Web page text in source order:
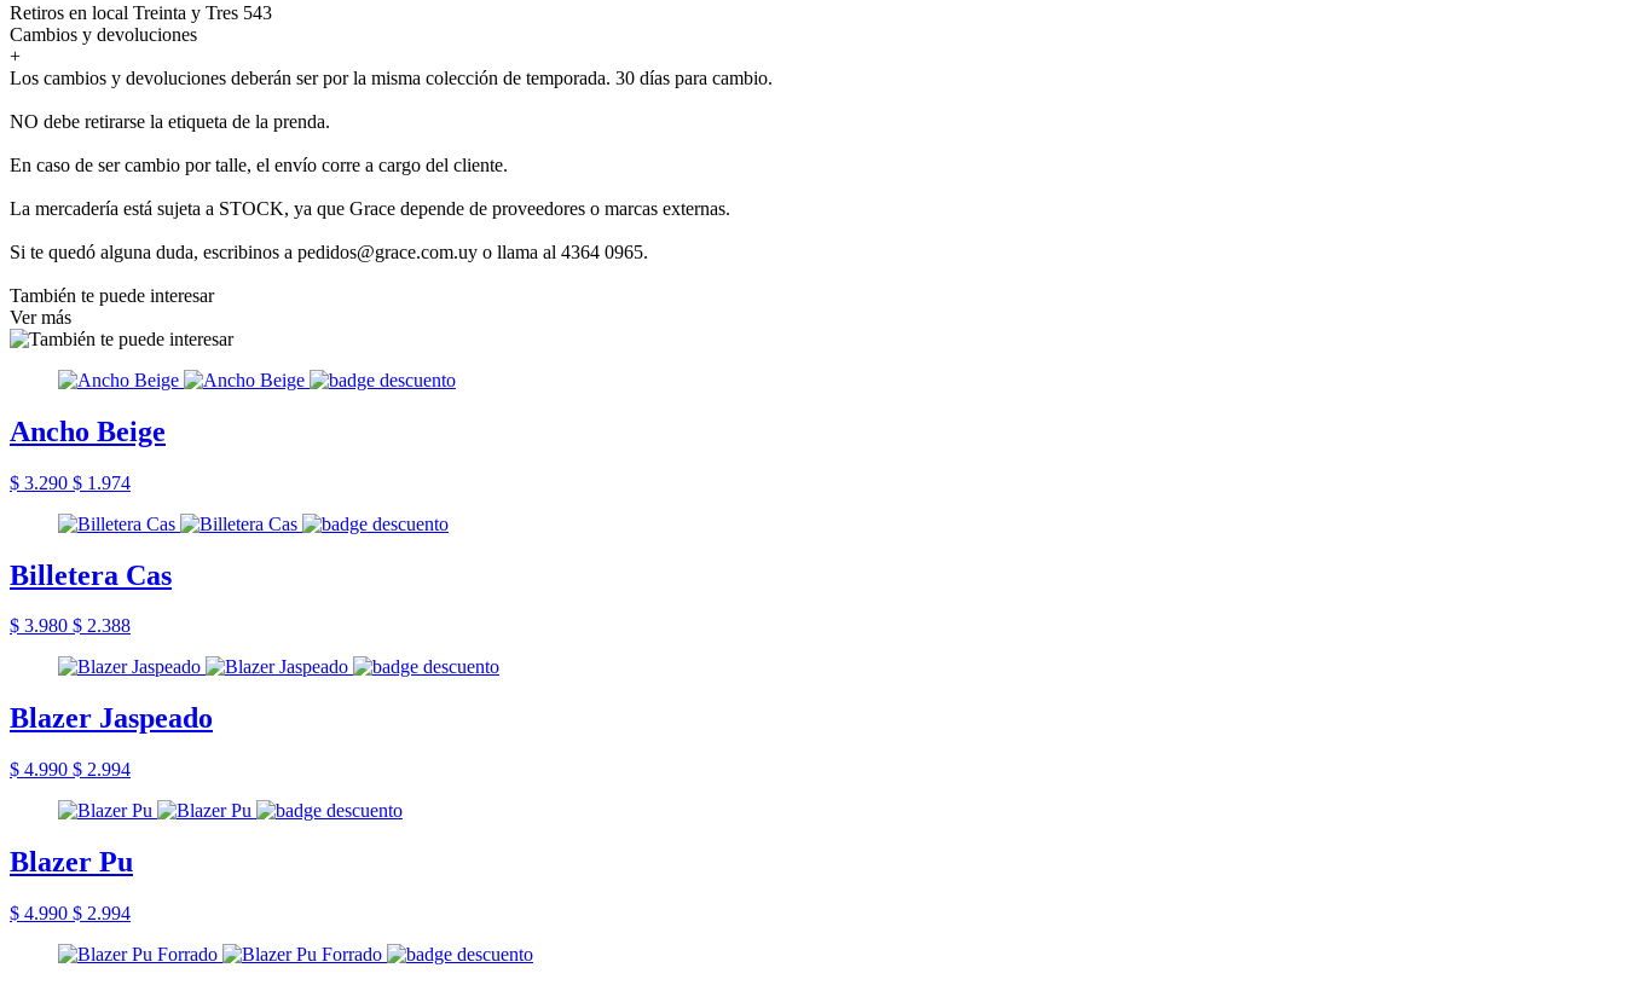
Retiros en local Treinta y Tres 543
Cambios y devoluciones
+
Los cambios y devoluciones deberán ser por la misma colección de temporada. 30 días para cambio.
NO debe retirarse la etiqueta de la prenda.
En caso de ser cambio por talle, el envío corre a cargo del cliente.
La mercadería está sujeta a STOCK, ya que Grace depende de proveedores o marcas externas.
Si te quedó alguna duda, escribinos a pedidos@grace.com.uy o llama al 4364 0965.
También te puede interesar
Ver más
Ancho Beige
$ 3.290 $ 1.974
Billetera Cas
$ 3.980 $ 2.388
Blazer Jaspeado
$ 4.990 $ 2.994
Blazer Pu
$ 4.990 $ 2.994